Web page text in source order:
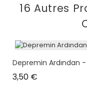
16 Autres
Depremin Ardından
3,50 €